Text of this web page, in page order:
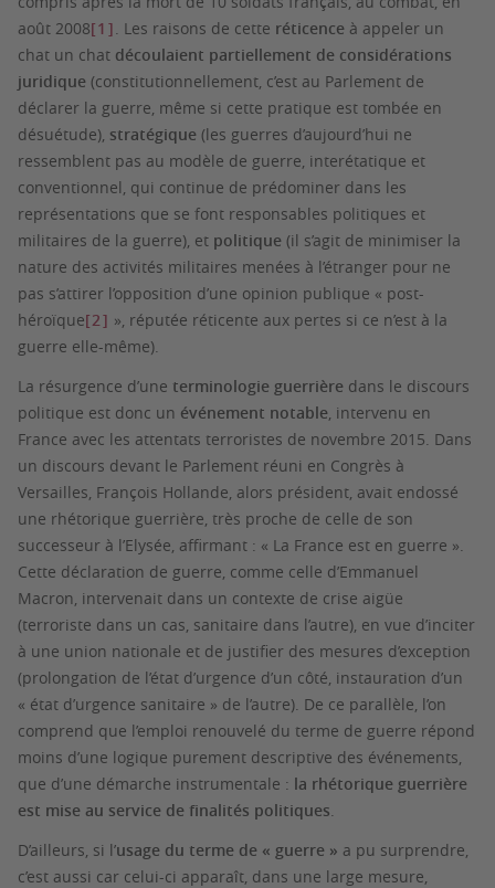
août 2008[1]. Les raisons de cette réticence à appeler un
chat un chat découlaient partiellement de considérations
juridique (constitutionnellement, c’est au Parlement de
déclarer la guerre, même si cette pratique est tombée en
désuétude), stratégique (les guerres d’aujourd’hui ne
ressemblent pas au modèle de guerre, interétatique et
conventionnel, qui continue de prédominer dans les
représentations que se font responsables politiques et
militaires de la guerre), et politique (il s’agit de minimiser la
nature des activités militaires menées à l’étranger pour ne
pas s’attirer l’opposition d’une opinion publique « post-
héroïque[2] », réputée réticente aux pertes si ce n’est à la
guerre elle-même).
La résurgence d’une terminologie guerrière dans le discours
politique est donc un événement notable, intervenu en
France avec les attentats terroristes de novembre 2015. Dans
un discours devant le Parlement réuni en Congrès à
Versailles, François Hollande, alors président, avait endossé
une rhétorique guerrière, très proche de celle de son
successeur à l’Elysée, affirmant : « La France est en guerre ».
Cette déclaration de guerre, comme celle d’Emmanuel
Macron, intervenait dans un contexte de crise aigüe
(terroriste dans un cas, sanitaire dans l’autre), en vue d’inciter
à une union nationale et de justifier des mesures d’exception
(prolongation de l’état d’urgence d’un côté, instauration d’un
« état d’urgence sanitaire » de l’autre). De ce parallèle, l’on
comprend que l’emploi renouvelé du terme de guerre répond
moins d’une logique purement descriptive des événements,
que d’une démarche instrumentale : la rhétorique guerrière
est mise au service de finalités politiques.
D’ailleurs, si l’usage du terme de « guerre » a pu surprendre,
c’est aussi car celui-ci apparaît, dans une large mesure,